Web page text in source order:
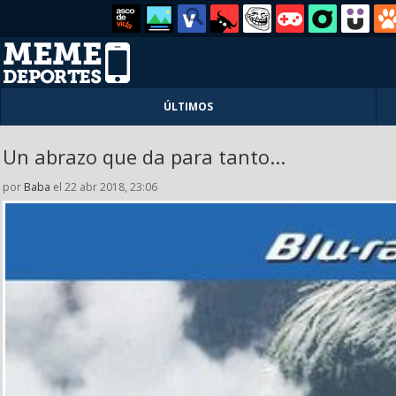
ÚLTIMOS
Un abrazo que da para tanto...
por Baba el 22 abr 2018, 23:06